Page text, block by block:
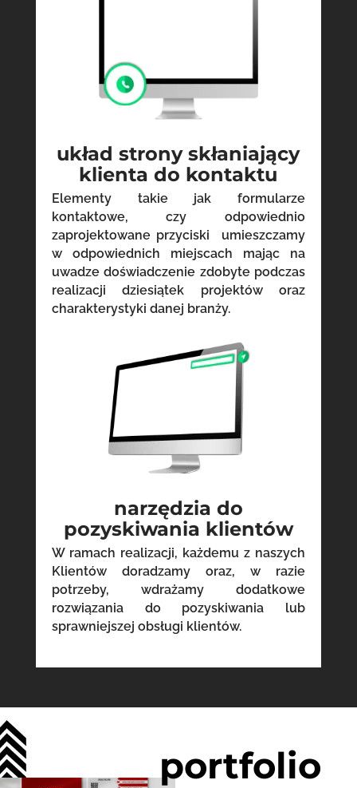
układ strony skłaniający
klienta do kontaktu
Elementy takie jak formularze
kontaktowe, czy odpowiednio
zaprojektowane przyciski umieszczamy
w odpowiednich miejscach mając na
uwadze doświadczenie zdobyte podczas
realizacji dziesiątek projektów oraz
charakterystyki danej branży.
narzędzia do
pozyskiwania klientów
W ramach realizacji, każdemu z naszych
Klientów doradzamy oraz, w razie
potrzeby, wdrażamy dodatkowe
rozwiązania do pozyskiwania lub
sprawniejszej obsługi klientów.
portfolio